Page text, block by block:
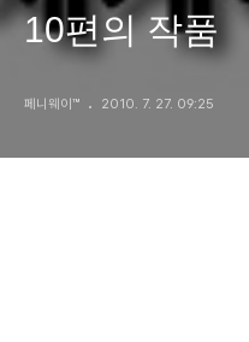
10편의 작품
페니웨이™ 2010. 7. 27. 09:25